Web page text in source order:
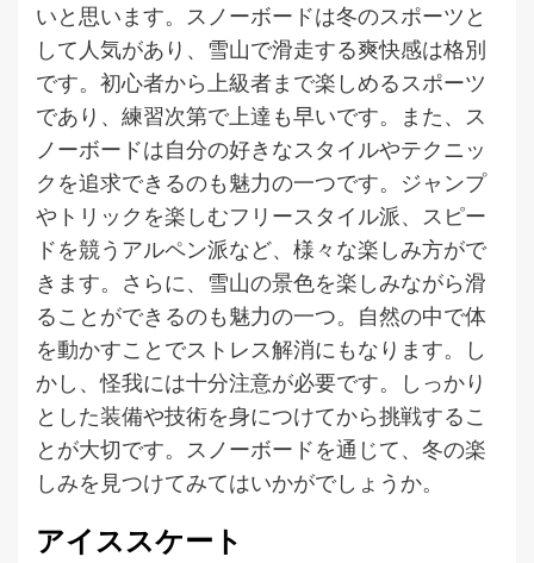
いと思います。スノーボードは冬のスポーツと
して人気があり、雪山で滑走する爽快感は格別
です。初心者から上級者まで楽しめるスポーツ
であり、練習次第で上達も早いです。また、ス
ノーボードは自分の好きなスタイルやテクニッ
クを追求できるのも魅力の一つです。ジャンプ
やトリックを楽しむフリースタイル派、スピー
ドを競うアルペン派など、様々な楽しみ方がで
きます。さらに、雪山の景色を楽しみながら滑
ることができるのも魅力の一つ。自然の中で体
を動かすことでストレス解消にもなります。し
かし、怪我には十分注意が必要です。しっかり
とした装備や技術を身につけてから挑戦するこ
とが大切です。スノーボードを通じて、冬の楽
しみを見つけてみてはいかがでしょうか。
アイススケート